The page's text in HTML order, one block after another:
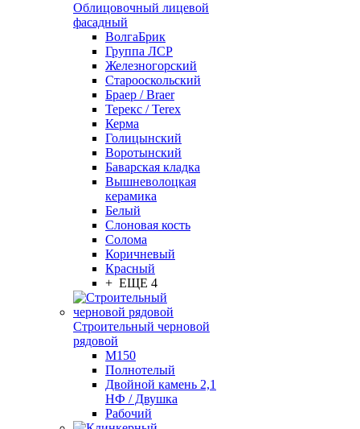
Облицовочный лицевой
фасадный
ВолгаБрик
Группа ЛСР
Железногорский
Старооскольский
Браер / Braer
Терекс / Terex
Керма
Голицынский
Воротынский
Баварская кладка
Вышневолоцкая
керамика
Белый
Слоновая кость
Солома
Коричневый
Красный
+ ЕЩЕ 4
Строительный черновой
рядовой
М150
Полнотелый
Двойной камень 2,1
НФ / Двушка
Рабочий